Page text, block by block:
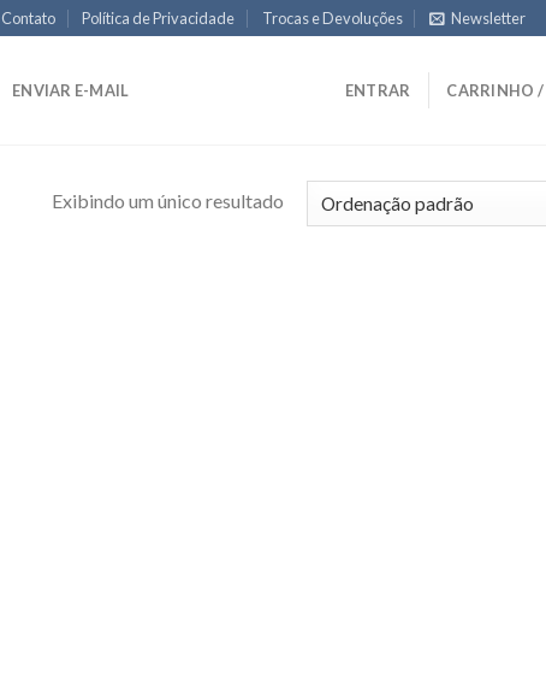
Contato Política de Privacidade Trocas e Devoluções Newsletter
ENVIAR E-MAIL ENTRAR CARRINHO /
Exibindo um único resultado